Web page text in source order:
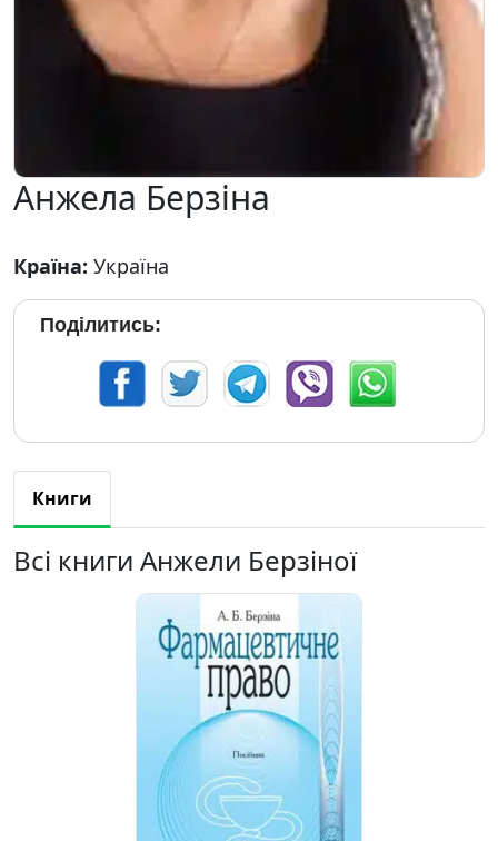
Анжела Берзіна
Країна: Україна
Поділитись:
Книги
Всі книги Анжели Берзіної